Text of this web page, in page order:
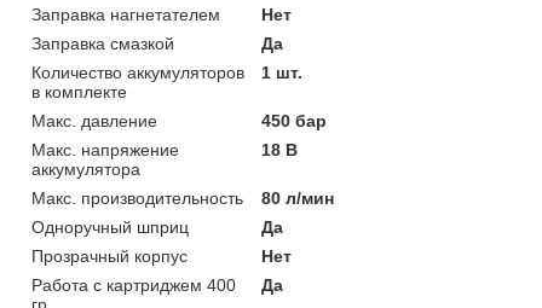
Заправка нагнетателем
Нет
Заправка смазкой
Да
Количество аккумуляторов
в комплекте
1 шт.
Макс. давление
450 бар
Макс. напряжение
аккумулятора
18 В
Макс. производительность
80 л/мин
Одноручный шприц
Да
Прозрачный корпус
Нет
Работа с картриджем 400
гр
Да